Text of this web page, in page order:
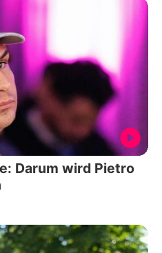
Darum wird Pietro